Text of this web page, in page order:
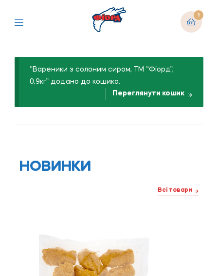
1
“Вареники з солоним сиром, ТМ “Фіорд”,
0,9кг” додано до кошика.
Переглянути кошик
НОВИНКИ
Всі товари